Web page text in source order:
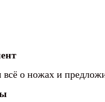
о ножах и